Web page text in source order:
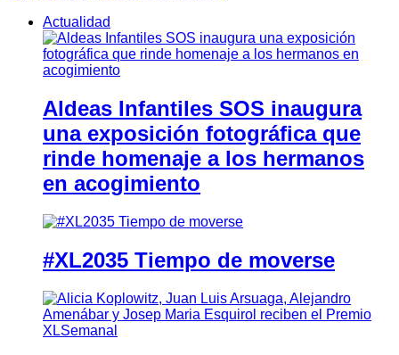
Actualidad
Aldeas Infantiles SOS inaugura
una exposición fotográfica que
rinde homenaje a los hermanos
en acogimiento
#XL2035 Tiempo de moverse